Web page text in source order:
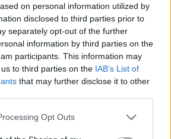
on personal information utilized by
disclosed to third parties prior to
separately opt-out of the further
information by third parties on the
participants. This information may
to third parties on the IAB’s List of
that may further disclose it to other
Opt Outs
metu, kai galim drąsiai
dvarai šiandien yra tapę
istorikas, Vilniaus